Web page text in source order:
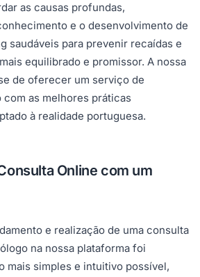
as causas profundas,
e o desenvolvimento de
saudáveis para prevenir recaídas e
equilibrado e promissor. A nossa
de oferecer um serviço de
as melhores práticas
à realidade portuguesa.
Online com um
e realização de uma consulta
na nossa plataforma foi
mais simples e intuitivo possível,